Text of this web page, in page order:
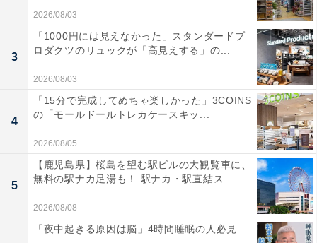
2026/08/03
3
「1000円には見えなかった」スタンダードプ
ロダクツのリュックが「高見えする」の...
2026/08/03
4
「15分で完成してめちゃ楽しかった」3COINS
の「モールドールトレカケースキッ...
2026/08/05
5
【鹿児島県】桜島を望む駅ビルの大観覧車に、
無料の駅ナカ足湯も！ 駅ナカ・駅直結ス...
2026/08/08
「夜中起きる原因は脳」4時間睡眠の人必見